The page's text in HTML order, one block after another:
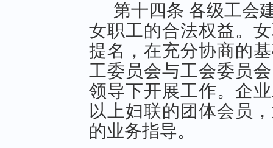
第十四条 各级工会
女职工的合法权益。
提名，在充分协商的
工委员会与工会委员
领导下开展工作。企
以上妇联的团体会员
的业务指导。